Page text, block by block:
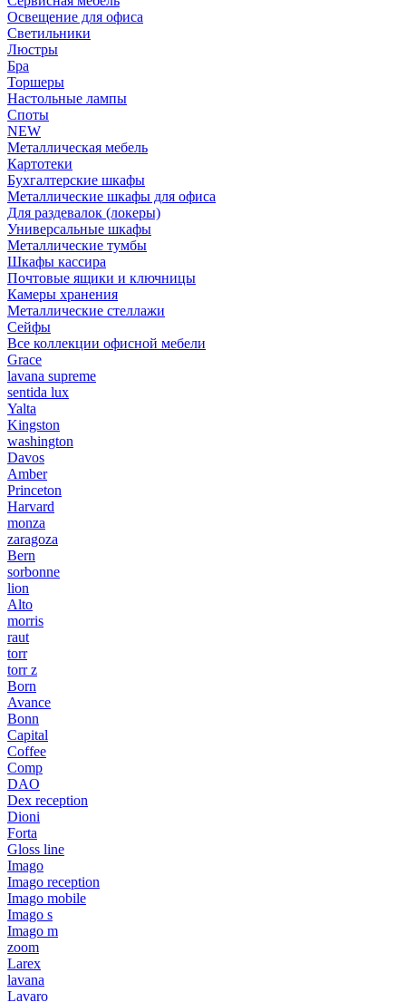
Освещение для офиса
Светильники
Люстры
Бра
Торшеры
Настольные лампы
Споты
NEW
Металлическая мебель
Картотеки
Бухгалтерские шкафы
Металлические шкафы для офиса
Для раздевалок (локеры)
Универсальные шкафы
Металлические тумбы
Шкафы кассира
Почтовые ящики и ключницы
Камеры хранения
Металлические стеллажи
Сейфы
Все коллекции офисной мебели
Grace
lavana supreme
sentida lux
Yalta
Kingston
washington
Davos
Amber
Princeton
Harvard
monza
zaragoza
Bern
sorbonne
lion
Alto
morris
raut
torr
torr z
Born
Avance
Bonn
Capital
Coffee
Comp
DAO
Dex reception
Dioni
Forta
Gloss line
Imago
Imago reception
Imago mobile
Imago s
Imago m
zoom
Larex
lavana
Lavaro